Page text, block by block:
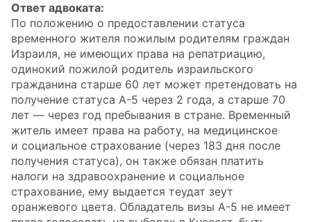
Ответ адвоката:
По положению о предоставлении статуса
временного жителя пожилым родителям граждан
Израиля, не имеющих права на репатриацию,
одинокий пожилой родитель израильского
гражданина старше 60 лет может претендовать на
получение статуса А-5 через 2 года, а старше 70
лет — через год пребывания в стране. Временный
житель имеет права на работу, на медицинское
и социальное страхование (через 183 дня после
получения статуса), он также обязан платить
налоги на здравоохранение и социальное
страхование, ему выдается теудат зеут
оранжевого цвета. Обладатель визы А-5 не имеет